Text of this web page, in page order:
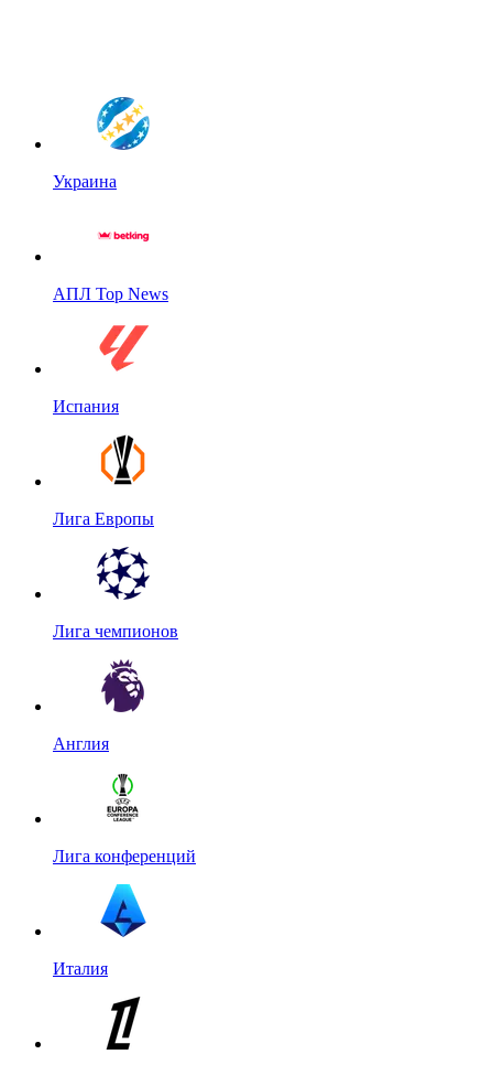
Украина
АПЛ Top News
Испания
Лига Европы
Лига чемпионов
Англия
Лига конференций
Италия